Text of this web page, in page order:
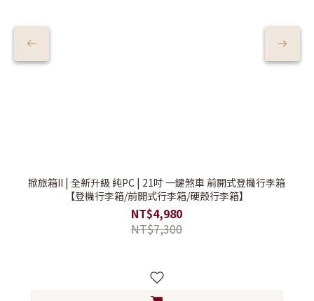
掀旅箱II | 全新升級 純PC | 21吋 一鍵煞車 前開式登機行李箱
【登機行李箱/前開式行李箱/硬殼行李箱】
NT$4,980
NT$7,300